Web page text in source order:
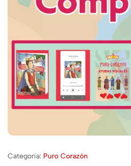
Categoria: Puro Corazón